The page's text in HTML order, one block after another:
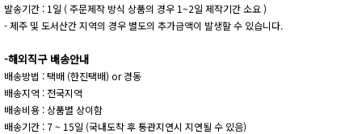
발송기간 : 1일 ( 주문제작 방식 상품의 경우 1~2일 제작기간 소요 )
- 제주 및 도서산간 지역의 경우 별도의 추가금액이 발생할 수 있습니다.
-해외직구 배송안내
배송방법 : 택배 (한진택배) or 경동
배송지역 : 전국지역
배송비용 : 상품별 상이함
배송기간 : 7 ~ 15일 (국내도착 후 통관지연시 지연될 수 있음)